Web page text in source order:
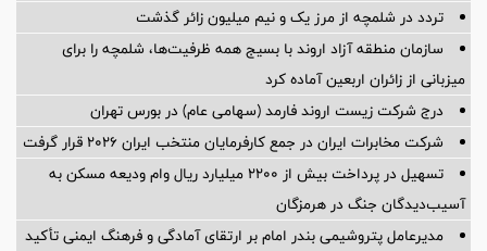
تردد در شلمچه از مرز یک و نیم میلیون زائر گذشت
سازمان منطقه آزاد اروند با بسیج همه ظرفیت‌ها، شلمچه را برای
میزبانی از زائران اربعین آماده کرد
درج شرکت زیست اروند فارمد (سهامی عام) در بورس تهران
شرکت مخابرات ایران در جمع کارفرمایان منتخب ایران ۲۰۲۶ قرار گرفت
تسهیل در پرداخت بیش از ۲۲۰۰ میلیارد ریال وام ودیعه مسکن به
آسیب‌دیدگان جنگ در هرمزگان
مدیرعامل پتروشیمی بندر امام بر ارتقای آمادگی و فرهنگ ایمنی تأکید